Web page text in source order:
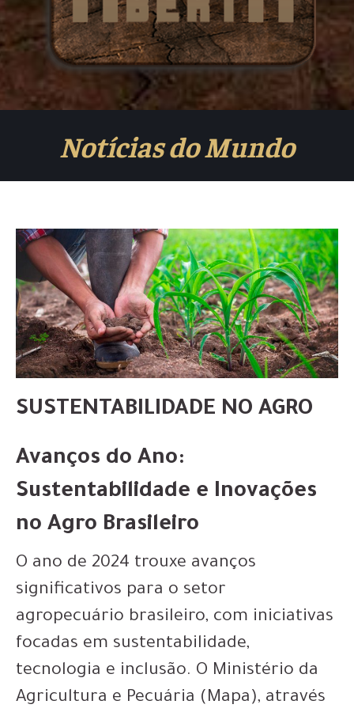
Notícias do Mundo
SUSTENTABILIDADE NO AGRO
Avanços do Ano:
Sustentabilidade e Inovações
no Agro Brasileiro
O ano de 2024 trouxe avanços
significativos para o setor
agropecuário brasileiro, com iniciativas
focadas em sustentabilidade,
tecnologia e inclusão. O Ministério da
Agricultura e Pecuária (Mapa), através